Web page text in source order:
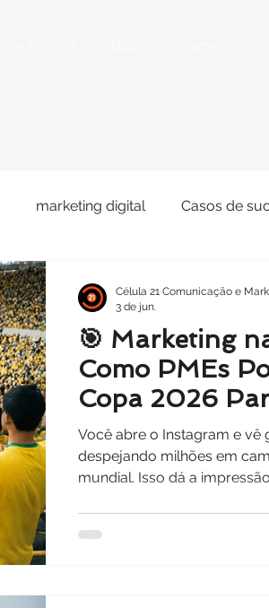
marketing digital Casos de
Venda
🎯 Marketing
Como PMEs
Copa 2026
(Sem Precisar
Você abre o Instagram e vê
despejando milhões em
mundial. Isso dá a
Célula 21 Comunicação e
3 de jun.